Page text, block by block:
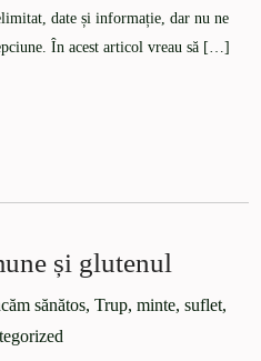
date și informație, dar nu ne
În acest articol vreau să […]
și glutenul
sănătos, Trup, minte, suflet,